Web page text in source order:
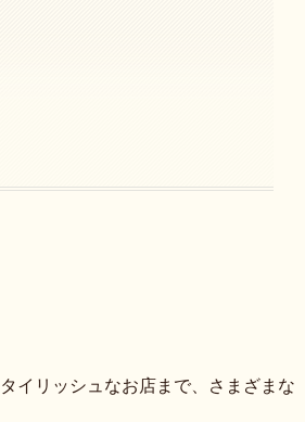
イリッシュなお店まで、さまざまな